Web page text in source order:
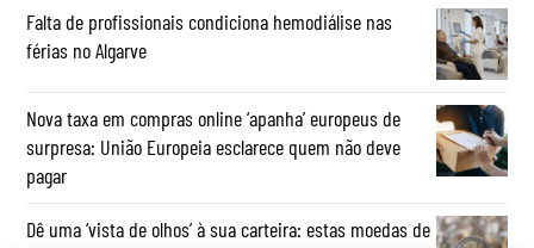
Falta de profissionais condiciona hemodiálise nas
férias no Algarve
Nova taxa em compras online ‘apanha’ europeus de
surpresa: União Europeia esclarece quem não deve
pagar
Dê uma ‘vista de olhos’ à sua carteira: estas moedas de